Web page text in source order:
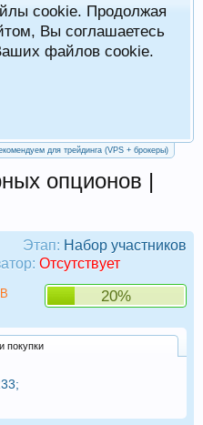
cookie. Продолжая
Вы соглашаетесь
файлов cookie.
для трейдинга (VPS + брокеры)
опционов |
Этап: Набор участников
Отсутствует
20%
В
покупки
;